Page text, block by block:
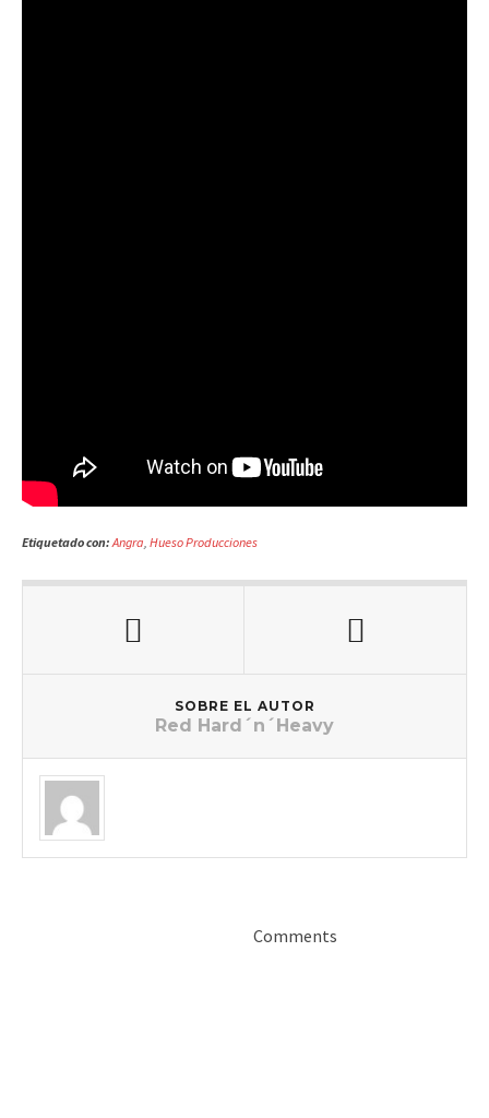
Etiquetado con: Angra, Hueso Producciones
SOBRE EL AUTOR
Red Hard´n´Heavy
Comments